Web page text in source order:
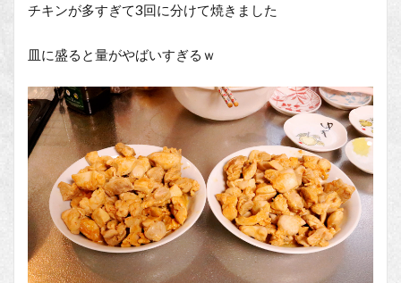
チキンが多すぎて3回に分けて焼きました
皿に盛ると量がやばいすぎるｗ